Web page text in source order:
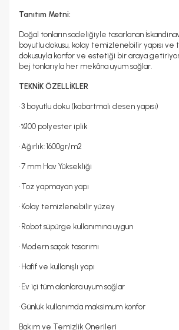
Hayır
Tanıtım Metni:
Doğal tonların sadeliğiyle tasarlanan
boyutlu dokusu, kolay temizlenebilir yapısı ve
dokusuyla konfor ve estetiği bir araya
bej tonlarıyla her mekâna uyum sağlar.
TEKNİK ÖZELLİKLER
• 3 boyutlu doku (kabartmalı desen yapısı)
• %100 polyester iplik
• Ağırlık: 1600gr/m2
• 7 mm Hav Yüksekliği
• Toz yapmayan yapı
• Kolay temizlenebilir yüzey
• Robot süpürge kullanımına uygun
• Modern saçak tasarımı
• Hafif ve kullanışlı yapı
• Ev içi tüm alanlara uyum sağlar
• Günlük kullanımda maksimum konfor
Bakım ve Temizlik Önerileri